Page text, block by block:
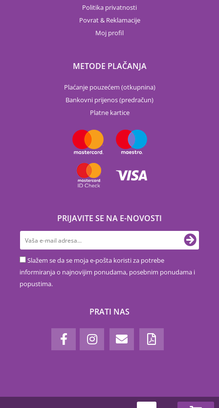
Politika privatnosti
Povrat & Reklamacije
Moj profil
METODE PLAČANJA
Plaćanje pouzećem (otkupnina)
Bankovni prijenos (predračun)
Platne kartice
PRIJAVITE SE NA E-NOVOSTI
Slažem se da se moja e-pošta koristi za potrebe
informiranja o najnovijim ponudama, posebnim ponudama i
popustima.
PRATI NAS